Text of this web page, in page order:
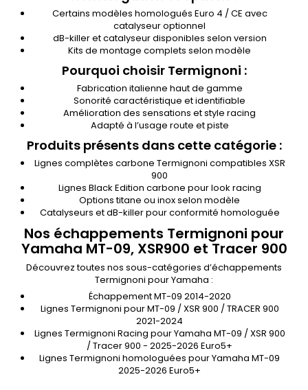
Certains modèles homologués Euro 4 / CE avec
catalyseur optionnel
dB-killer et catalyseur disponibles selon version
Kits de montage complets selon modèle
Pourquoi choisir Termignoni :
Fabrication italienne haut de gamme
Sonorité caractéristique et identifiable
Amélioration des sensations et style racing
Adapté à l’usage route et piste
Produits présents dans cette catégorie :
Lignes complètes carbone Termignoni compatibles XSR
900
Lignes Black Edition carbone pour look racing
Options titane ou inox selon modèle
Catalyseurs et dB-killer pour conformité homologuée
Nos échappements Termignoni pour
Yamaha MT-09, XSR900 et Tracer 900
Découvrez toutes nos sous-catégories d’échappements
Termignoni pour Yamaha :
Échappement MT-09 2014-2020
Lignes Termignoni pour MT-09 / XSR 900 / TRACER 900
2021-2024
Lignes Termignoni Racing pour Yamaha MT-09 / XSR 900
/ Tracer 900 - 2025-2026 Euro5+
Lignes Termignoni homologuées pour Yamaha MT-09
2025-2026 Euro5+